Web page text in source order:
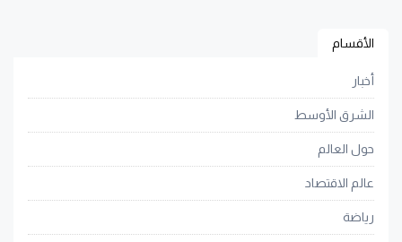
الأقسام
أخبار
الشرق الأوسط
حول العالم
عالم الاقتصاد
رياضة